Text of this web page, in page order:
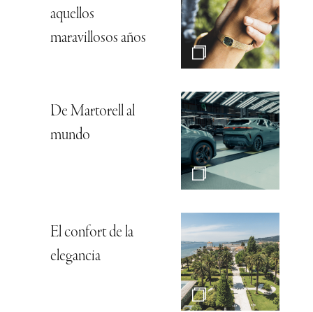
aquellos
maravillosos años
De Martorell al
mundo
El confort de la
elegancia